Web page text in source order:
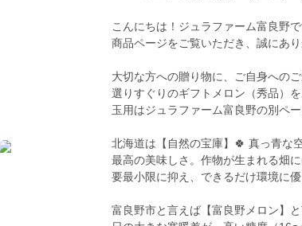
こんにちは！ジュラファーム富良野で
商品ページをご覧いただき、誠にあ
大切な方への贈り物に、ご自身への
選りすぐりのギフトメロン（秀品）
玉用はジュラファーム富良野の別ペー
北海道は【自然の宝庫】🍀 真っ青な
最高の美味しさ。作物が生まれる畑
要最小限に抑え、できるだけ環境に
富良野市と言えば【富良野メロン】